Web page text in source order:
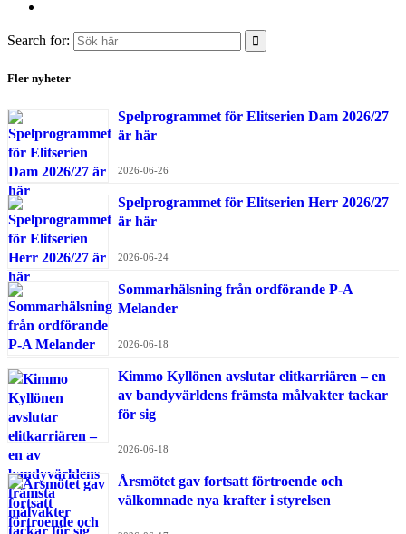
Search for:
Fler nyheter
Spelprogrammet för Elitserien Dam 2026/27
är här
2026-06-26
Spelprogrammet för Elitserien Herr 2026/27
är här
2026-06-24
Sommarhälsning från ordförande P-A
Melander
2026-06-18
Kimmo Kyllönen avslutar elitkarriären – en
av bandyvärldens främsta målvakter tackar
för sig
2026-06-18
Årsmötet gav fortsatt förtroende och
välkomnade nya krafter i styrelsen